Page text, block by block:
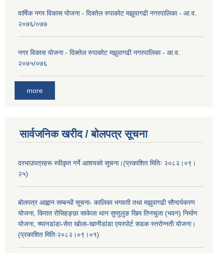
वार्षिक नगर विकास योजना - दिक्तेल रुपाकोट मझुवागढी नगरपालिका - आ.व.
२०७६/०७७
नगर विकास योजना - दिक्तेल रुपाकोट मझुवागढी नगरपालिका - आ.व.
२०७५/०७६
more
सार्वजनिक खरीद / बोलपत्र सूचना
दरभाउपत्रहरू स्वीकृत गर्ने आशयको सूचना।(प्रकाशित मितिः २०८२।०९।
२५)
बोलपत्र आह्वान सम्बन्धी सूचना- कालिका भगवती तथा मझुवागढी सौन्दर्यकरण
योजना, किरात रोसिहङ्छा साकेला थान सुप्तुलुङ खिम तिनचुला (भवन) निर्माण
योजना, च्यानडांडा-सेरा खोला-खानीडांडा एयरपोर्ट सडक स्तरोन्नती योजना।
(प्रकाशित मितिः२०८२।०९।०१)